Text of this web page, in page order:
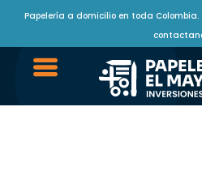
Papelería a domicilio en toda Colombia.